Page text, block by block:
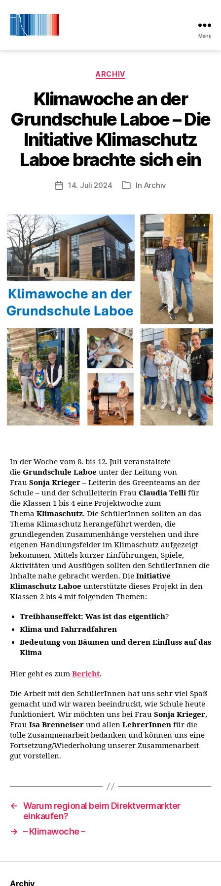
Klimaschutz
Menü
Kategorien
ARCHIV
Klimawoche an der
Grundschule Laboe – Die
Initiative Klimaschutz
Laboe brachte sich ein
Veröffentlichungsdatum
14. Juli 2024 Kategorien
In Archiv
In der Woche vom 8. bis 12. Juli veranstaltete
die Grundschule Laboe unter der Leitung von
Frau Sonja Krieger – Leiterin des Greenteams an der
Schule – und der Schulleiterin Frau Claudia Telli für
die Klassen 1 bis 4 eine Projektwoche zum
Thema Klimaschutz. Die SchülerInnen sollten an das
Thema Klimaschutz herangeführt werden, die
grundlegenden Zusammenhänge verstehen und ihre
eigenen Handlungsfelder im Klimaschutz aufgezeigt
bekommen. Mittels kurzer Einführungen, Spiele,
Aktivitäten und Ausflügen sollten den SchülerInnen die
Inhalte nahe gebracht werden. Die Initiative
Klimaschutz Laboe unterstützte dieses Projekt in den
Klassen 2 bis 4 mit folgenden Themen:
Treibhauseffekt: Was ist das eigentlich?
Klima und Fahrradfahren
Bedeutung von Bäumen und deren Einfluss auf das
Klima
Hier geht es zum Bericht.
Die Arbeit mit den SchülerInnen hat uns sehr viel Spaß
gemacht und wir waren beeindruckt, wie Schule heute
funktioniert. Wir möchten uns bei Frau Sonja Krieger,
Frau Isa Brenneiser und allen LehrerInnen für die
tolle Zusammenarbeit bedanken und können uns eine
Fortsetzung/Wiederholung unserer Zusammenarbeit
gut vorstellen.
← Warum regional beim Direktvermarkter
einkaufen?
→ – Klimawoche –
Archiv